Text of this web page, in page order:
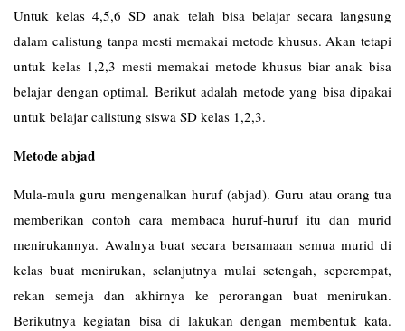
Untuk kelas 4,5,6 SD anak telah bisa belajar secara langsung
dalam calistung tanpa mesti memakai metode khusus. Akan tetapi
untuk kelas 1,2,3 mesti memakai metode khusus biar anak bisa
belajar dengan optimal. Berikut adalah metode yang bisa dipakai
untuk belajar calistung siswa SD kelas 1,2,3.
Metode abjad
Mula-mula guru mengenalkan huruf (abjad). Guru atau orang tua
memberikan contoh cara membaca huruf-huruf itu dan murid
menirukannya. Awalnya buat secara bersamaan semua murid di
kelas buat menirukan, selanjutnya mulai setengah, seperempat,
rekan semeja dan akhirnya ke perorangan buat menirukan.
Berikutnya kegiatan bisa di lakukan dengan membentuk kata.